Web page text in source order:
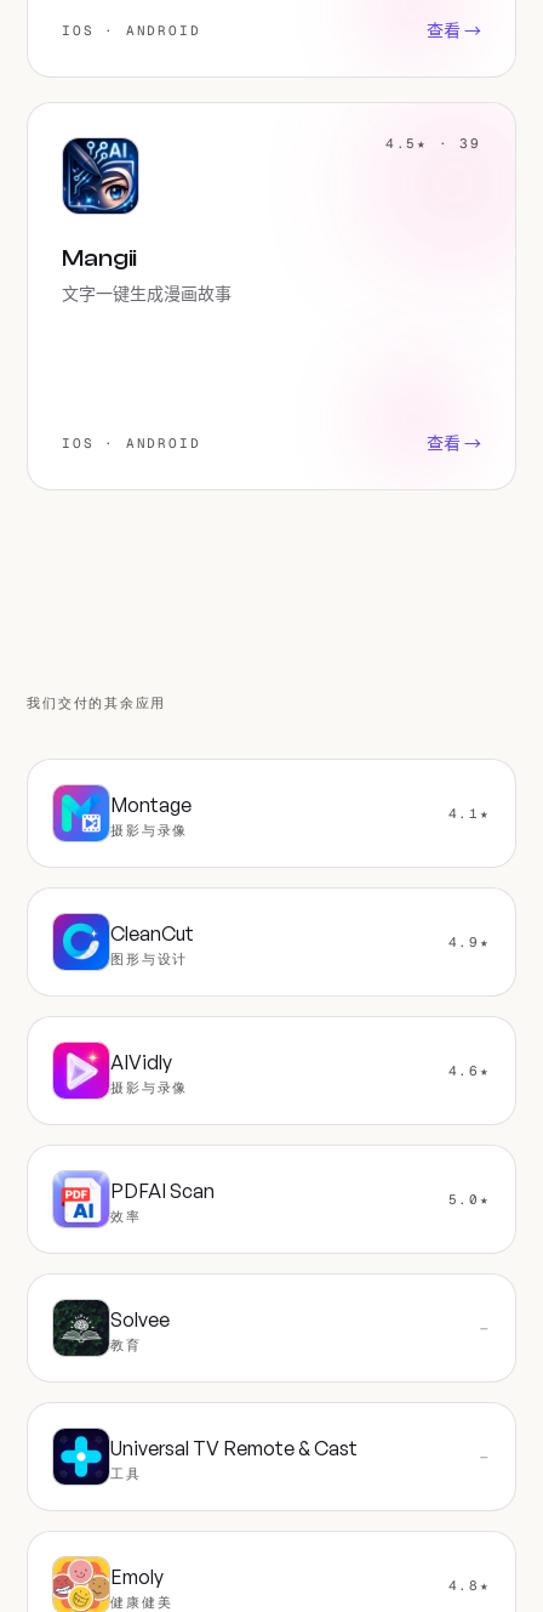
IOS · ANDROID 查看 →
4.5★ · 39
Mangii
文字一键生成漫画故事
IOS · ANDROID 查看 →
我们交付的其余应用
Montage
摄影与录像
4.1★
CleanCut
图形与设计
4.9★
AIVidly
摄影与录像
4.6★
PDFAI Scan
效率
5.0★
Solvee
教育
—
Universal TV Remote & Cast
工具
—
Emoly
健康健美
4.8★